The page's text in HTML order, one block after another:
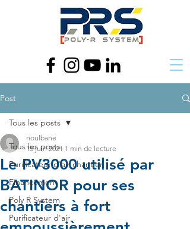
Post
Tous les posts
Purificateur d'air chantier
Financement
Poly R System
Purificateur d'air
Tous les posts
Le PV3000 utilisé par
BATINOR pour ses
chantiers à fort
noulbane
15 juin 2021 1 min de lecture